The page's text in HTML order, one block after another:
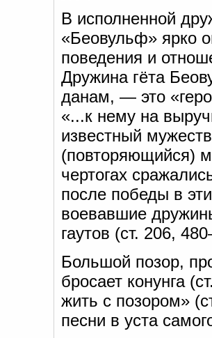
В исполненной
«Беовульф» ярко
поведения и
Дружина гёта
данам, — это
«...к нему на
известный
(повторяющийся)
чертогах
после победы в
воевавшие
гаутов (ст. 206,
Большой позор,
бросает конунга
жить с позором»
песни в уста